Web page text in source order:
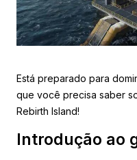
Está preparado para
que você precisa saber
Rebirth Island!
Introdução ao